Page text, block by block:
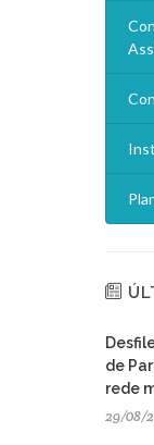
de
rede
29/08/